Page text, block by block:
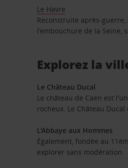
Le Havre
Reconstruite après-
l’embouchure de la
Explorez la
Le Château Ducal
Le château de Caen est
rocheux. Le Château
L'Abbaye aux Hommes
Également, fondée au
explorer sans modération.